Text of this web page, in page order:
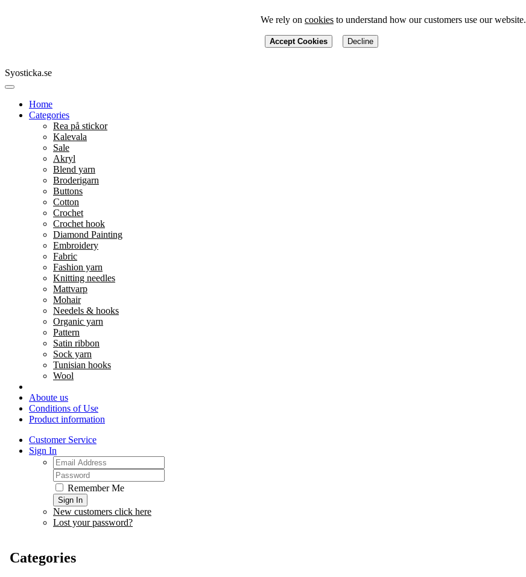
Syosticka.se
Home
Categories
Rea på stickor
Kalevala
Sale
Akryl
Blend yarn
Broderigarn
Buttons
Cotton
Crochet
Crochet hook
Diamond Painting
Embroidery
Fabric
Fashion yarn
Knitting needles
Mattvarp
Mohair
Needels & hooks
Organic yarn
Pattern
Satin ribbon
Sock yarn
Tunisian hooks
Wool
Aboute us
Conditions of Use
Product information
Customer Service
Sign In
Remember Me
Sign In
New customers click here
Lost your password?
Categories
We rely on cookies to understand how our customers use our website.
Accept Cookies Decline